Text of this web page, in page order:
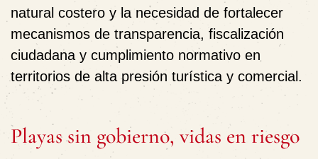
natural costero y la necesidad de fortalecer
mecanismos de transparencia, fiscalización
ciudadana y cumplimiento normativo en
territorios de alta presión turística y comercial.
Playas sin gobierno, vidas en riesgo